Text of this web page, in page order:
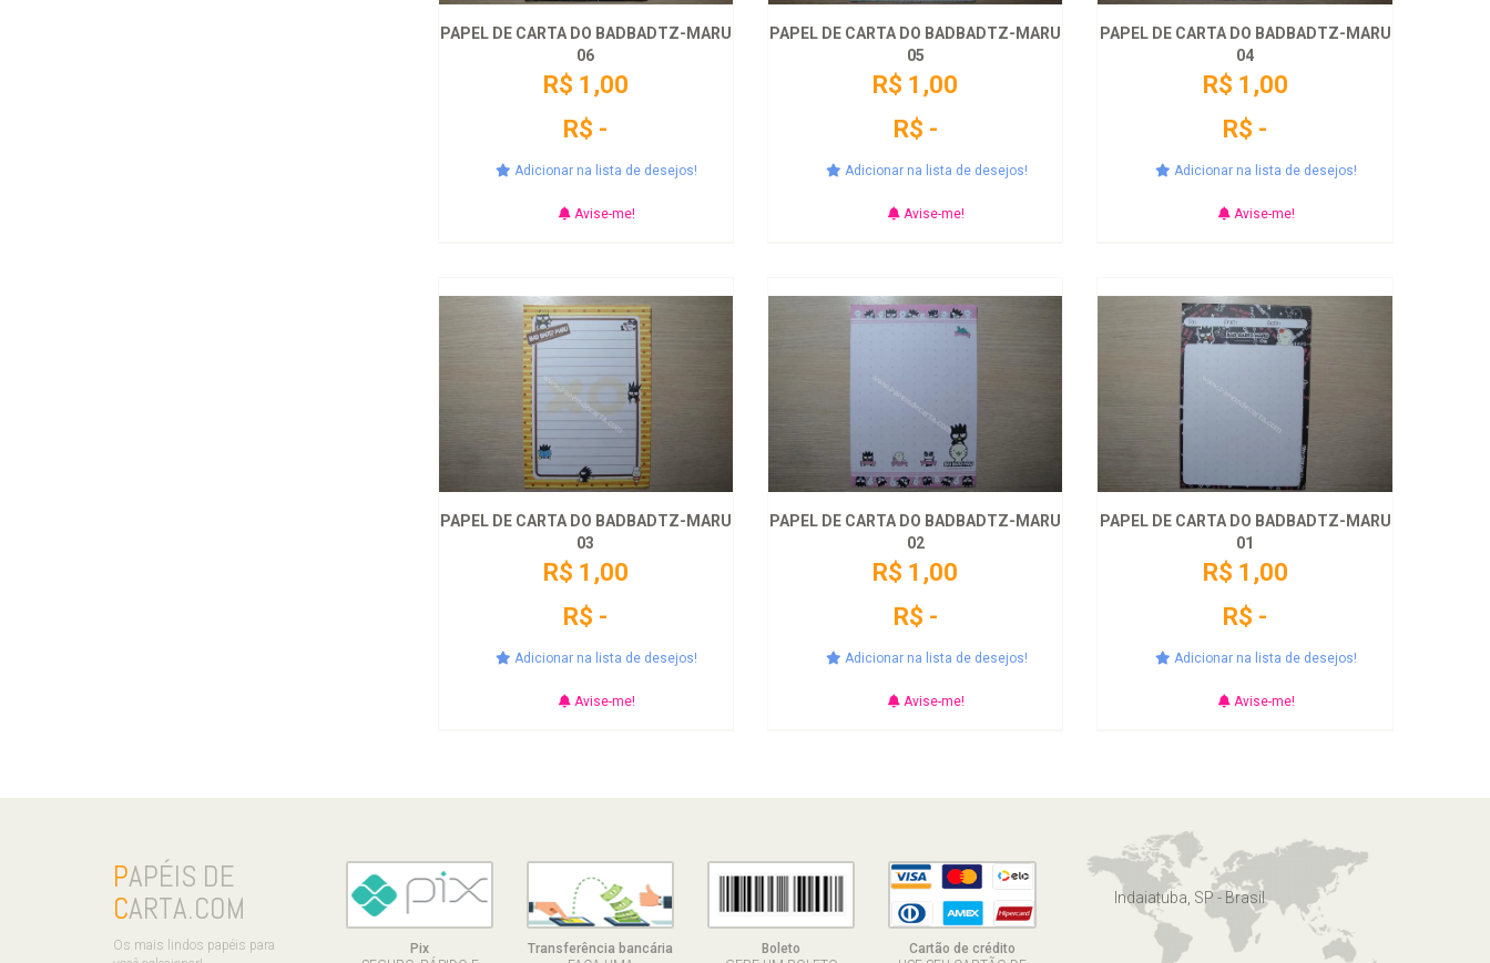
PAPEL DE CARTA DO BADBADTZ-MARU
06
R$ 1,00
R$ -
Adicionar na lista de desejos!
Avise-me!
PAPEL DE CARTA DO BADBADTZ-MARU
05
R$ 1,00
R$ -
Adicionar na lista de desejos!
Avise-me!
PAPEL DE CARTA DO BADBADTZ-MARU
04
R$ 1,00
R$ -
Adicionar na lista de desejos!
Avise-me!
PAPEL DE CARTA DO BADBADTZ-MARU
03
R$ 1,00
R$ -
Adicionar na lista de desejos!
Avise-me!
PAPEL DE CARTA DO BADBADTZ-MARU
02
R$ 1,00
R$ -
Adicionar na lista de desejos!
Avise-me!
PAPEL DE CARTA DO BADBADTZ-MARU
01
R$ 1,00
R$ -
Adicionar na lista de desejos!
Avise-me!
PAPÉIS DE
CARTA.COM
Os mais lindos papéis para
Pix
Transferência bancária
Boleto
Cartão de crédito
Indaiatuba, SP - Brasil